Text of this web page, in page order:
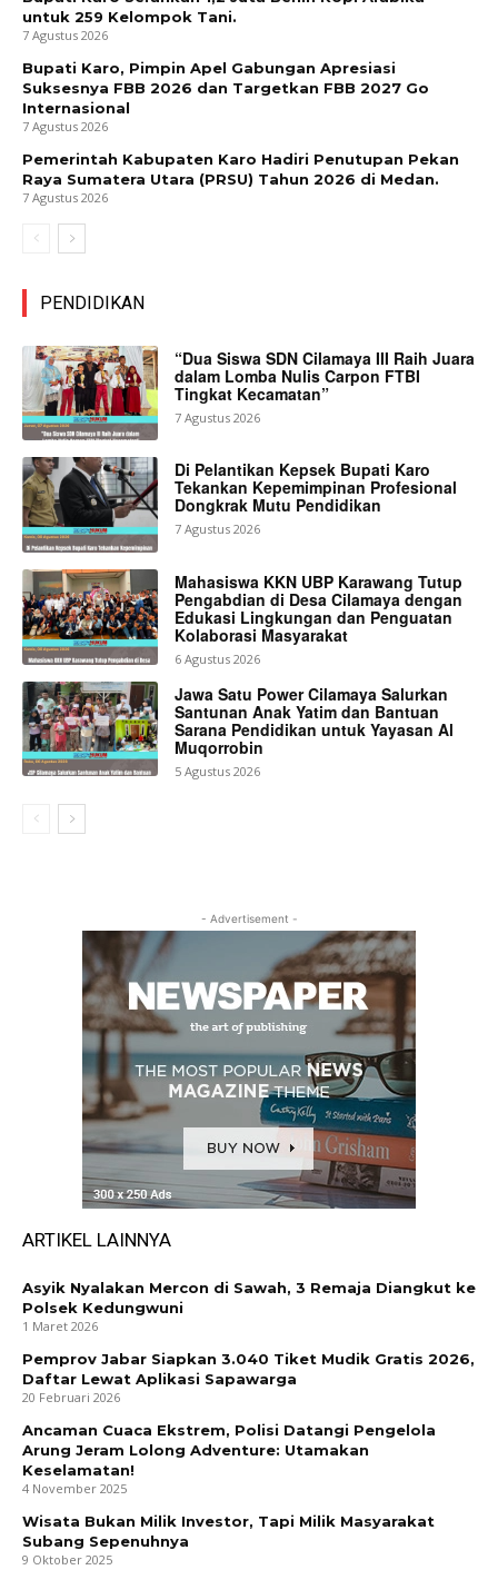
untuk 259 Kelompok Tani.
7 Agustus 2026
Bupati Karo, Pimpin Apel Gabungan Apresiasi
Suksesnya FBB 2026 dan Targetkan FBB 2027 Go
Internasional
7 Agustus 2026
Pemerintah Kabupaten Karo Hadiri Penutupan Pekan
Raya Sumatera Utara (PRSU) Tahun 2026 di Medan.
7 Agustus 2026
PENDIDIKAN
“Dua Siswa SDN Cilamaya III Raih Juara
dalam Lomba Nulis Carpon FTBI
Tingkat Kecamatan”
7 Agustus 2026
Di Pelantikan Kepsek Bupati Karo
Tekankan Kepemimpinan Profesional
Dongkrak Mutu Pendidikan
7 Agustus 2026
Mahasiswa KKN UBP Karawang Tutup
Pengabdian di Desa Cilamaya dengan
Edukasi Lingkungan dan Penguatan
Kolaborasi Masyarakat
6 Agustus 2026
Jawa Satu Power Cilamaya Salurkan
Santunan Anak Yatim dan Bantuan
Sarana Pendidikan untuk Yayasan Al
Muqorrobin
5 Agustus 2026
- Advertisement -
ARTIKEL LAINNYA
Asyik Nyalakan Mercon di Sawah, 3 Remaja Diangkut ke
Polsek Kedungwuni
1 Maret 2026
Pemprov Jabar Siapkan 3.040 Tiket Mudik Gratis 2026,
Daftar Lewat Aplikasi Sapawarga
20 Februari 2026
Ancaman Cuaca Ekstrem, Polisi Datangi Pengelola
Arung Jeram Lolong Adventure: Utamakan
Keselamatan!
4 November 2025
Wisata Bukan Milik Investor, Tapi Milik Masyarakat
Subang Sepenuhnya
9 Oktober 2025